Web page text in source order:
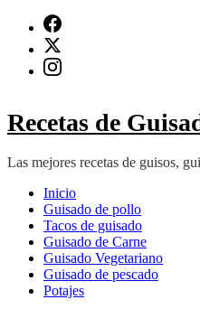
contenido
(presiona
Recetas de
Las mejores recetas de guisos,
Inicio
Guisado de pollo
Tacos de guisado
Guisado de Carne
Guisado Vegetariano
Guisado de pescado
Potajes